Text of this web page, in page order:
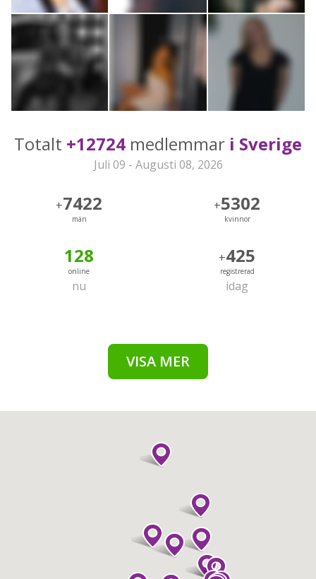
Totalt +12724 medlemmar i Sverige
Juli 09 - Augusti 08, 2026
+7422
män
+5302
kvinnor
128
online
nu
+425
registrerad
idag
VISA MER